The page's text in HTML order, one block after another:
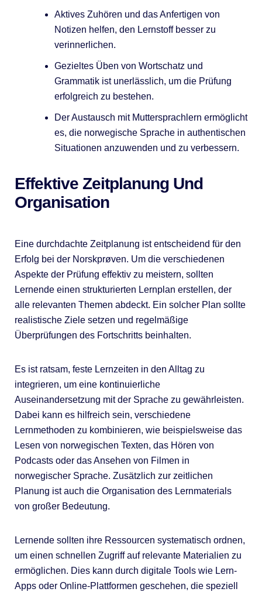
Aktives Zuhören und das Anfertigen von
Notizen helfen, den Lernstoff besser zu
verinnerlichen.
Gezieltes Üben von Wortschatz und
Grammatik ist unerlässlich, um die Prüfung
erfolgreich zu bestehen.
Der Austausch mit Muttersprachlern ermöglicht
es, die norwegische Sprache in authentischen
Situationen anzuwenden und zu verbessern.
Effektive Zeitplanung Und
Organisation
Eine durchdachte Zeitplanung ist entscheidend für den
Erfolg bei der Norskprøven. Um die verschiedenen
Aspekte der Prüfung effektiv zu meistern, sollten
Lernende einen strukturierten Lernplan erstellen, der
alle relevanten Themen abdeckt. Ein solcher Plan sollte
realistische Ziele setzen und regelmäßige
Überprüfungen des Fortschritts beinhalten.
Es ist ratsam, feste Lernzeiten in den Alltag zu
integrieren, um eine kontinuierliche
Auseinandersetzung mit der Sprache zu gewährleisten.
Dabei kann es hilfreich sein, verschiedene
Lernmethoden zu kombinieren, wie beispielsweise das
Lesen von norwegischen Texten, das Hören von
Podcasts oder das Ansehen von Filmen in
norwegischer Sprache. Zusätzlich zur zeitlichen
Planung ist auch die Organisation des Lernmaterials
von großer Bedeutung.
Lernende sollten ihre Ressourcen systematisch ordnen,
um einen schnellen Zugriff auf relevante Materialien zu
ermöglichen. Dies kann durch digitale Tools wie Lern-
Apps oder Online-Plattformen geschehen, die speziell